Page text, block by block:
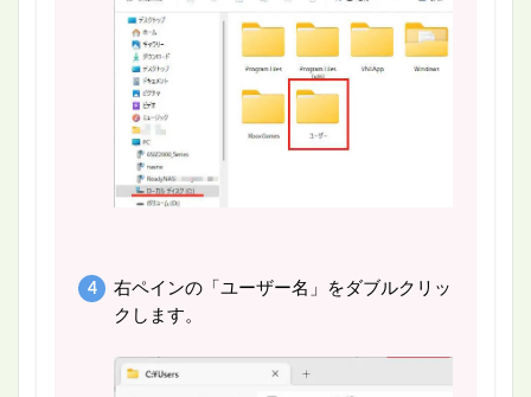
右ペインの「ユーザー名」をダブルクリッ
クします。